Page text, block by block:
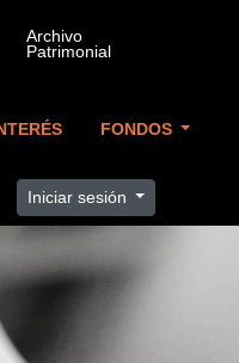
FONDOS
Iniciar sesión